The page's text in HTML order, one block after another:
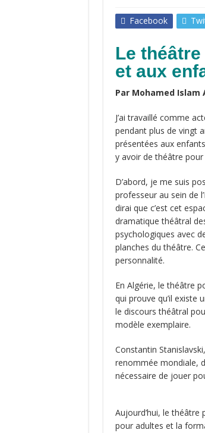
Facebook
Le
et aux
Par Mohamed Islam
J’ai travaillé comme
pendant plus de vingt
présentées aux
y avoir de théâtre pour
D’abord, je me suis
professeur au sein de
dirai que c’est cet
dramatique théâtral
psychologiques avec
planches du théâtre.
personnalité.
En Algérie, le théâtre
qui prouve qu’il existe
le discours théâtral
modèle exemplaire.
Constantin
renommée mondiale,
nécessaire de jouer
Aujourd’hui, le
pour adultes et la